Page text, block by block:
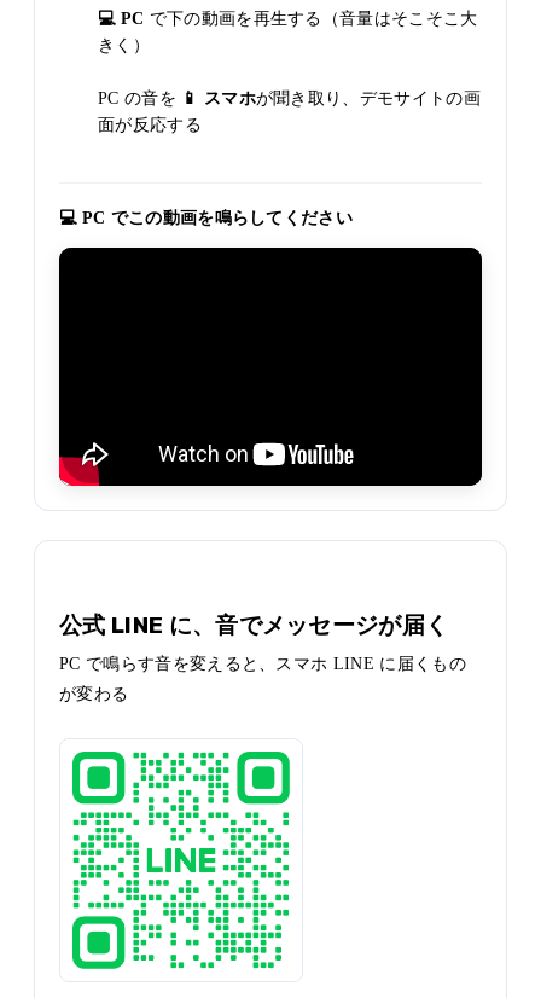
💻 PC で下の動画を再生する（音量はそこそこ大
きく）
PC の音を 📱 スマホが聞き取り、デモサイトの画
面が反応する
💻 PC でこの動画を鳴らしてください
公式 LINE に、音でメッセージが届く
PC で鳴らす音を変えると、スマホ LINE に届くもの
が変わる